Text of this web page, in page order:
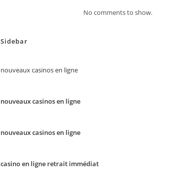
No comments to show.
Sidebar
nouveaux casinos en ligne
nouveaux casinos en ligne
nouveaux casinos en ligne
casino en ligne retrait immédiat